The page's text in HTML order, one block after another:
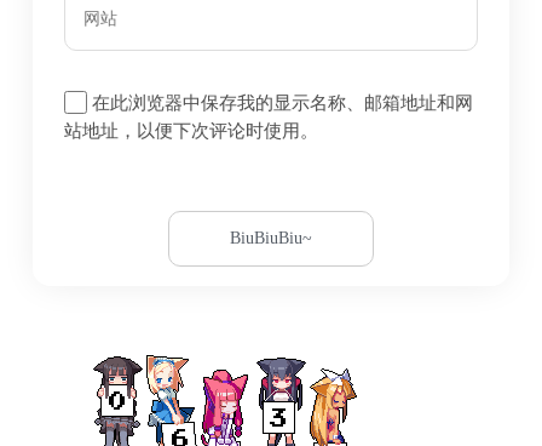
在此浏览器中保存我的显示名称、邮箱地址和网
站地址，以便下次评论时使用。